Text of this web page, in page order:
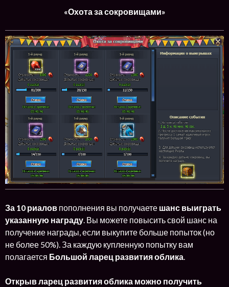
«Охота за сокровищами»
За 10 риалов пополнения вы получаете шанс выиграть
указанную награду. Вы можете повысить свой шанс на
получение награды, если выкупите больше попыток (но
не более 50%). За каждую купленную попытку вам
полагается Большой ларец развития облика.
Открыв ларец развития облика можно получить